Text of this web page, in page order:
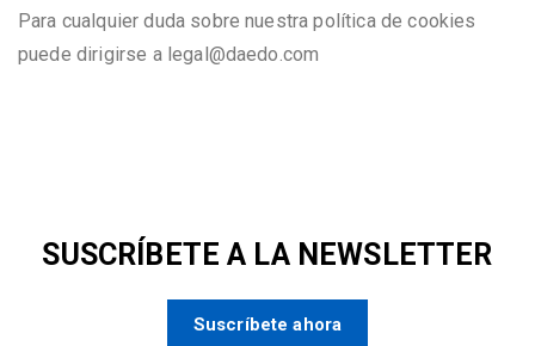
Para cualquier duda sobre nuestra política de cookies
puede dirigirse a legal@daedo.com
SUSCRÍBETE A LA NEWSLETTER
Suscríbete ahora